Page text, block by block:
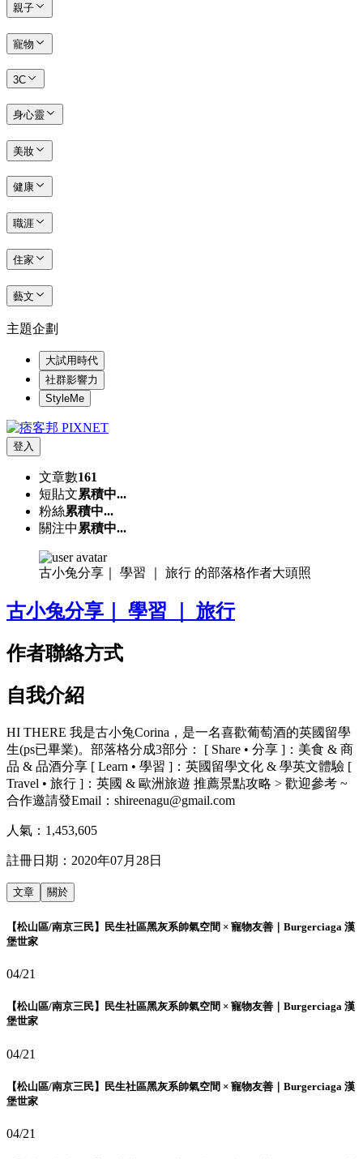
親子
寵物
3C
身心靈
美妝
健康
職涯
住家
藝文
主題企劃
大試用時代
社群影響力
StyleMe
登入
文章數161
短貼文累積中...
粉絲累積中...
關注中 累積中...
古小兔分享｜ 學習 ｜ 旅行 的部落格作者大頭照
古小兔分享｜ 學習 ｜ 旅行
作者聯絡方式
自我介紹
HI THERE 我是古小兔Corina，是一名喜歡葡萄酒的英國留學
生(ps已畢業)。部落格分成3部分： [ Share • 分享 ]：美食 & 商
品 & 品酒分享 [ Learn • 學習 ]：英國留學文化 & 學英文體驗 [
Travel • 旅行 ]：英國 & 歐洲旅遊 推薦景點攻略 > 歡迎參考 ~
合作邀請發Email：shireenagu@gmail.com
人氣： 1,453,605
註冊日期： 2020年07月28日
文章 關於
【松山區/南京三民】民生社區黑灰系帥氣空間 × 寵物友善｜Burgerciaga 漢
堡世家
04/21
【松山區/南京三民】民生社區黑灰系帥氣空間 × 寵物友善｜Burgerciaga 漢
堡世家
04/21
【松山區/南京三民】民生社區黑灰系帥氣空間 × 寵物友善｜Burgerciaga 漢
堡世家
04/21